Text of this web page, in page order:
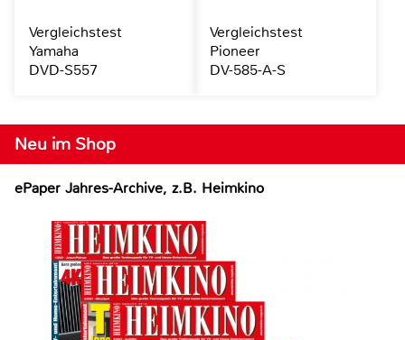
Neu im Shop
ePaper Jahres-Archive, z.B. Heimkino
Vergleichstest
Yamaha
DVD-S557
Vergleichstest
Pioneer
DV-585-A-S